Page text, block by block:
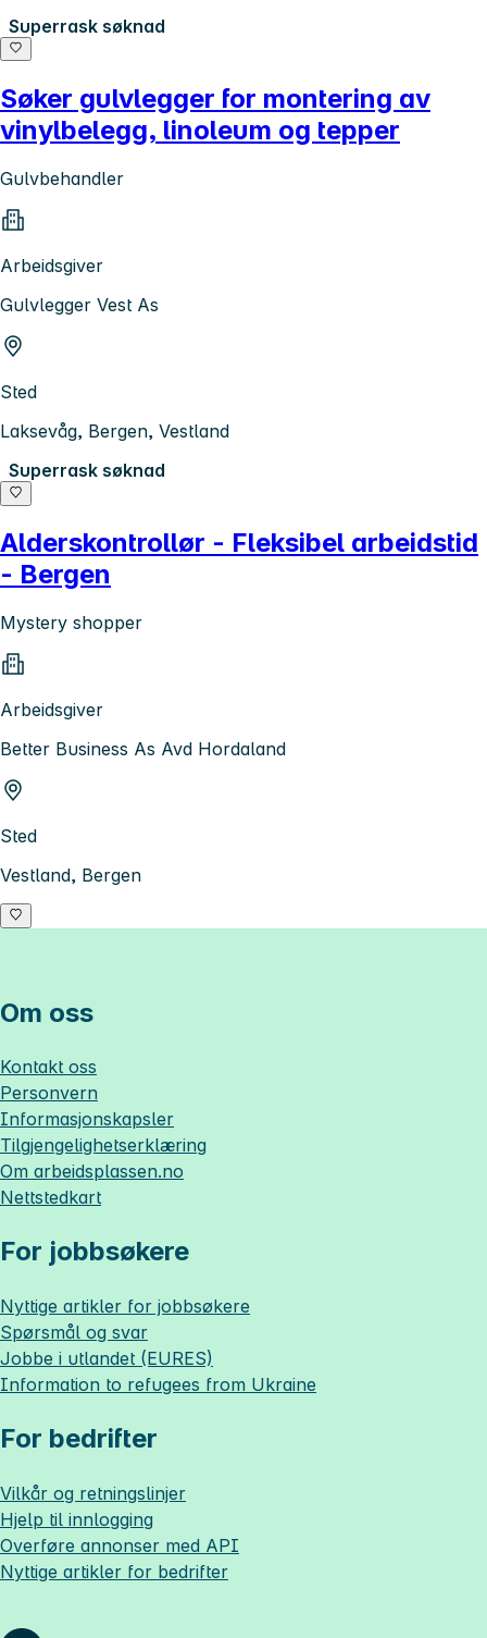
Superrask søknad
Søker gulvlegger for montering av
vinylbelegg, linoleum og tepper
Gulvbehandler
Arbeidsgiver
Gulvlegger Vest As
Sted
Laksevåg, Bergen, Vestland
Superrask søknad
Alderskontrollør - Fleksibel arbeidstid
- Bergen
Mystery shopper
Arbeidsgiver
Better Business As Avd Hordaland
Sted
Vestland, Bergen
Om oss
Kontakt oss
Personvern
Informasjonskapsler
Tilgjengelighetserklæring
Om arbeidsplassen.no
Nettstedkart
For jobbsøkere
Nyttige artikler for jobbsøkere
Spørsmål og svar
Jobbe i utlandet (EURES)
Information to refugees from Ukraine
For bedrifter
Vilkår og retningslinjer
Hjelp til innlogging
Overføre annonser med API
Nyttige artikler for bedrifter